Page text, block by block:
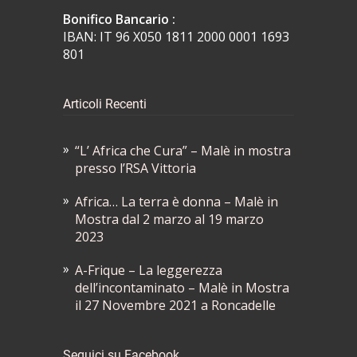
Bonifico Bancario :
IBAN: IT 96 X050 1811 2000 0001 1693
801
Articoli Recenti
“L’ Africa che Cura” – Malè in mostra
presso l’RSA Vittoria
Africa… La terra è donna – Malè in
Mostra dal 2 marzo al 19 marzo
2023
A-Frique – La leggerezza
dell’incontaminato – Malè in Mostra
il 27 Novembre 2021 a Roncadelle